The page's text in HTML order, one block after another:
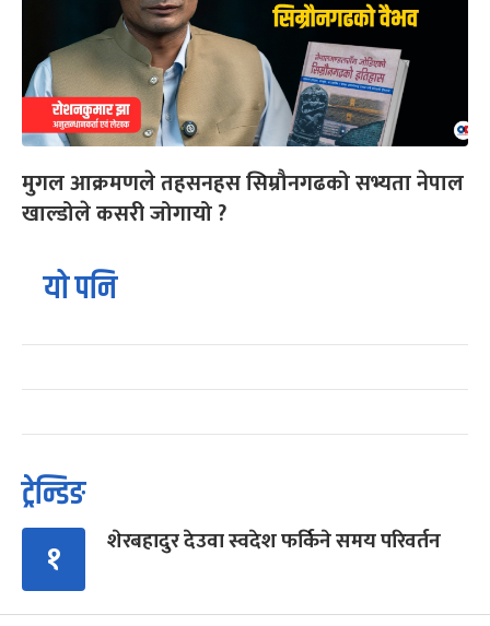
मुगल आक्रमणले तहसनहस सिम्रौनगढको सभ्यता नेपाल
खाल्डोले कसरी जोगायो ?
यो पनि
ट्रेन्डिङ
१ शेरबहादुर देउवा स्वदेश फर्किने समय परिवर्तन